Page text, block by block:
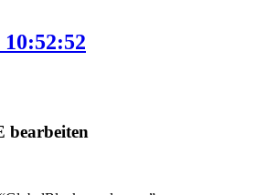
10:52:52
bearbeiten